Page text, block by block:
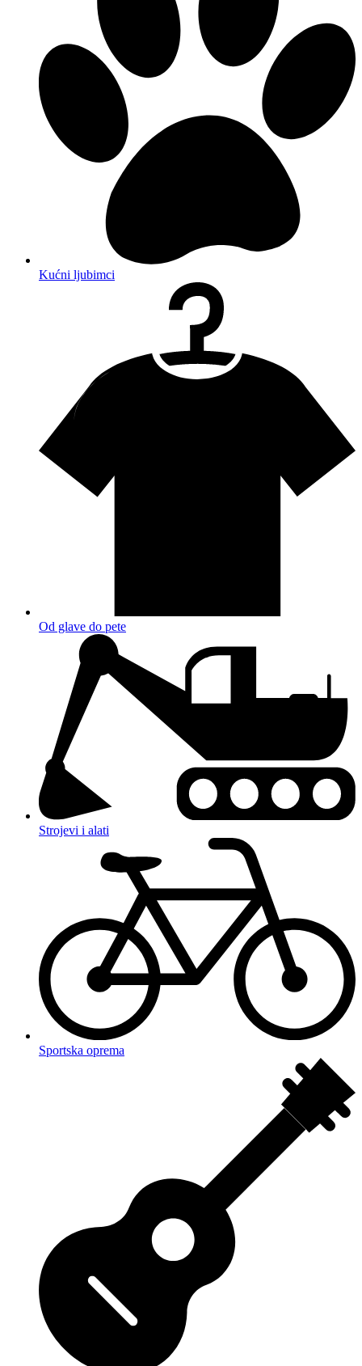
Kućni ljubimci
Od glave do pete
Strojevi i alati
Sportska oprema